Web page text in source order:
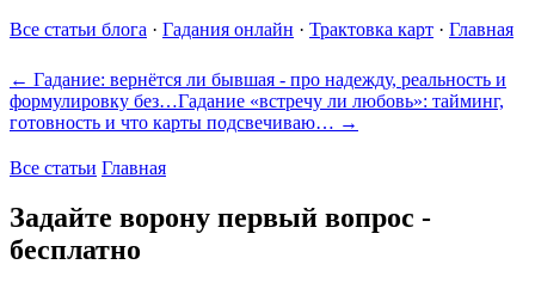
Все статьи блога · Гадания онлайн · Трактовка карт · Главная
← Гадание: вернётся ли бывшая - про надежду, реальность и
формулировку без…Гадание «встречу ли любовь»: тайминг,
готовность и что карты подсвечиваю… →
Все статьи Главная
Задайте ворону первый вопрос -
бесплатно